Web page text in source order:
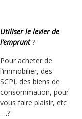
Utiliser le levier de
l’emprunt?
Pour acheter de
l’immobilier, des
SCPI, des biens de
consommation, pour
vous faire plaisir, etc
….?